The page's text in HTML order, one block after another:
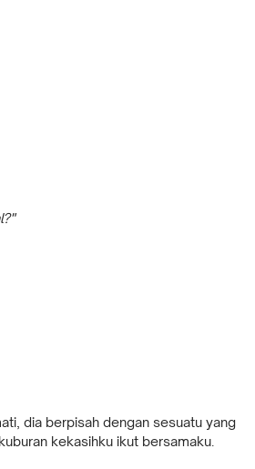
dia berpisah dengan sesuatu yang
kekasihku ikut bersamaku.